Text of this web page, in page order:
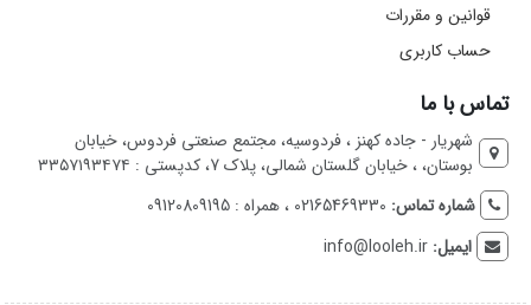
قوانین و مقررات
حساب کاربری
تماس با ما
شهریار - جاده کهنز ، فردوسیه، مجتمع صنعتی فردوس، خیابان
بوستان، ، خیابان گلستان شمالی، پلاک 7، کدپستی : ۳۳۵۷۱۹۳۴۷۴
شماره تماس: 02165469330 ، همراه : 09120809195
ایمیل:info@looleh.ir